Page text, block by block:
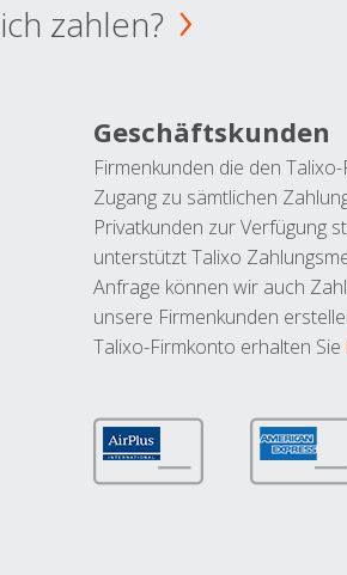
zahlen?
Geschäftskunden
Firmenkunden die den
Zugang zu sämtlichen
Privatkunden zur Verfügung
unterstützt Talixo
Anfrage können wir auch
unsere Firmenkunden
Talixo-Firmkonto erhalten Sie